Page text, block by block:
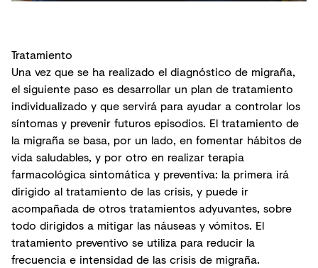
Tratamiento
Una vez que se ha realizado el diagnóstico de migraña,
el siguiente paso es desarrollar un plan de tratamiento
individualizado y que servirá para ayudar a controlar los
síntomas y prevenir futuros episodios. El tratamiento de
la migraña se basa, por un lado, en fomentar hábitos de
vida saludables, y por otro en realizar terapia
farmacológica sintomática y preventiva: la primera irá
dirigido al tratamiento de las crisis, y puede ir
acompañada de otros tratamientos adyuvantes, sobre
todo dirigidos a mitigar las náuseas y vómitos. El
tratamiento preventivo se utiliza para reducir la
frecuencia e intensidad de las crisis de migraña.